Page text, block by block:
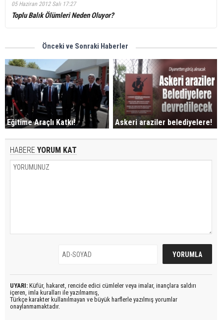
05 Haziran 2012 Salı 17:27
Toplu Balık Ölümleri Neden Oluyor?
Önceki ve Sonraki Haberler
Eğitime Araçlı Katkı! Askeri araziler belediyelere!
HABERE YORUM KAT
UYARI: Küfür, hakaret, rencide edici cümleler veya imalar, inançlara saldırı
içeren, imla kuralları ile yazılmamış,
Türkçe karakter kullanılmayan ve büyük harflerle yazılmış yorumlar
onaylanmamaktadır.